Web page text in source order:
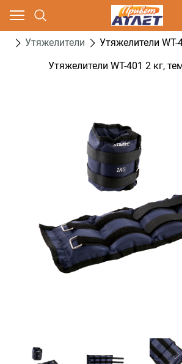
Утяжелители
Утяжелители WT-
Утяжелители WT-401 2 кг,
Ваш город - Москва,
угадали?
ДА НЕТ